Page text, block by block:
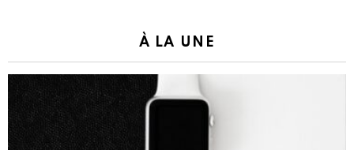
À LA UNE